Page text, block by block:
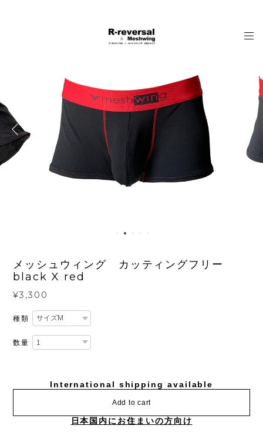
メッシュウィング カッティングフリー
black X red
¥3,300
種類
数量
International shipping available
Add to cart
日本国内にお住まいの方向け